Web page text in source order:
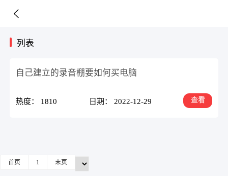
列表
自己建立的录音棚要如何买电脑
热度： 1810 日期： 2022-12-29 查看
首页 1 末页